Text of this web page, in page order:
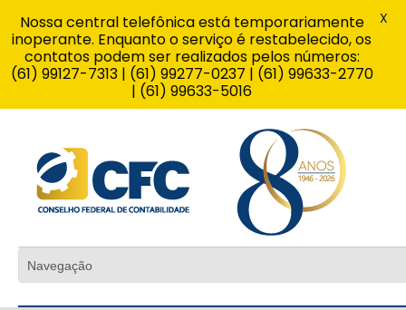
Nossa central telefônica está temporariamente
inoperante. Enquanto o serviço é restabelecido, os
contatos podem ser realizados pelos números:
(61) 99127-7313 | (61) 99277-0237 | (61) 99633-2770
| (61) 99633-5016
X